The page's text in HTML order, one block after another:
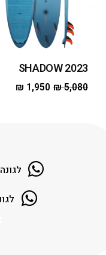
SHADOW 2023
₪5,080
₪ 1,950
לגונה
לגונה